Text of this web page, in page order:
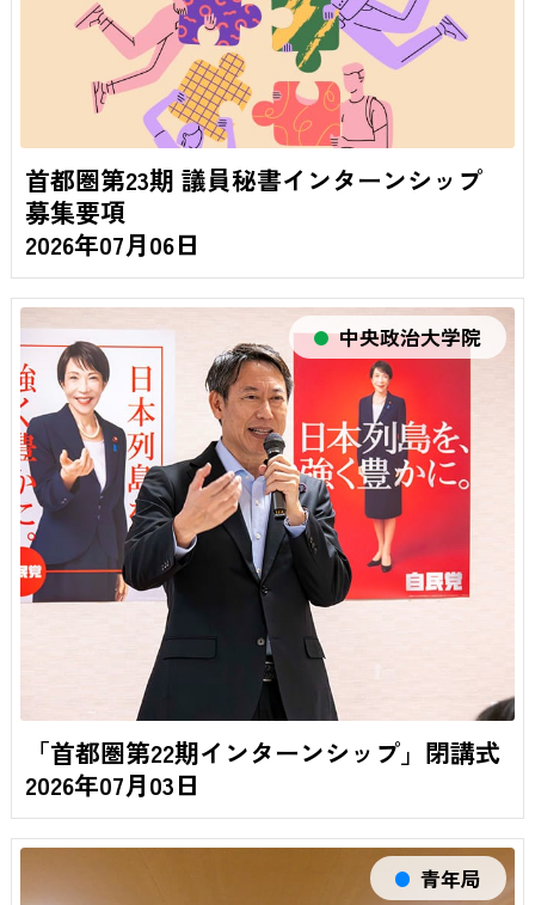
首都圏第23期 議員秘書インターンシップ
募集要項
2026年07月06日
中央政治大学院
「首都圏第22期インターンシップ」閉講式
2026年07月03日
青年局